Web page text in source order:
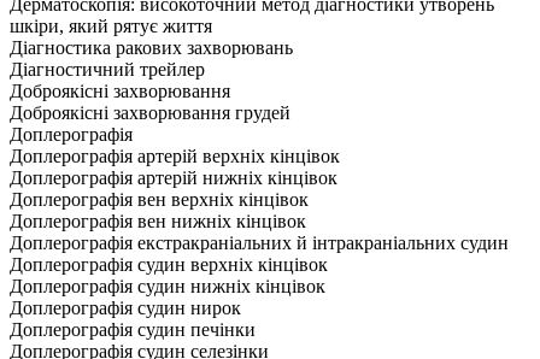
шкіри, який рятує життя
Діагностика ракових захворювань
Діагностичний трейлер
Доброякісні захворювання
Доброякісні захворювання грудей
Доплерографія
Доплерографія артерій верхніх кінцівок
Доплерографія артерій нижніх кінцівок
Доплерографія вен верхніх кінцівок
Доплерографія вен нижніх кінцівок
Доплерографія екстракраніальних й інтракраніальних судин
Доплерографія судин верхніх кінцівок
Доплерографія судин нижніх кінцівок
Доплерографія судин нирок
Доплерографія судин печінки
Доплерографія судин селезінки